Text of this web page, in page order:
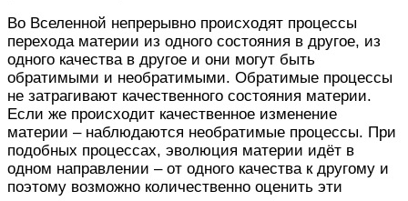
Во Вселенной непрерывно происходят процессы
перехода материи из одного состояния в другое, из
одного качества в другое и они могут быть
обратимыми и необратимыми. Обратимые процессы
не затрагивают качественного состояния материи.
Если же происходит качественное изменение
материи – наблюдаются необратимые процессы. При
подобных процессах, эволюция материи идёт в
одном направлении – от одного качества к другому и
поэтому возможно количественно оценить эти